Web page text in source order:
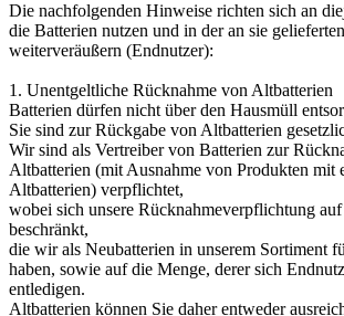
Die nachfolgenden Hinweise richten sich an
die Batterien nutzen und in der an sie
weiterveräußern (Endnutzer):
1. Unentgeltliche Rücknahme von Altbatterien
Batterien dürfen nicht über den Hausmüll
Sie sind zur Rückgabe von Altbatterien
Wir sind als Vertreiber von Batterien zur
Altbatterien (mit Ausnahme von Produkten mit
Altbatterien) verpflichtet,
wobei sich unsere Rücknahmeverpflichtung
beschränkt,
die wir als Neubatterien in unserem Sortiment
haben, sowie auf die Menge, derer sich
entledigen.
Altbatterien können Sie daher entweder